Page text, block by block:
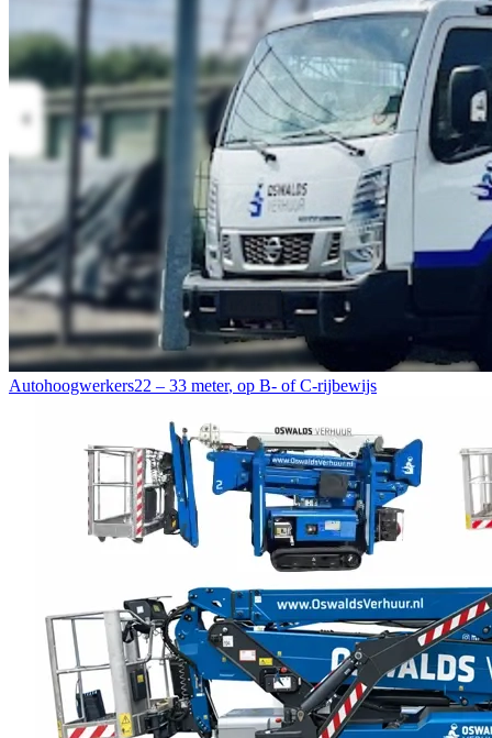
Autohoogwerkers22 – 33 meter, op B- of C-rijbewijs